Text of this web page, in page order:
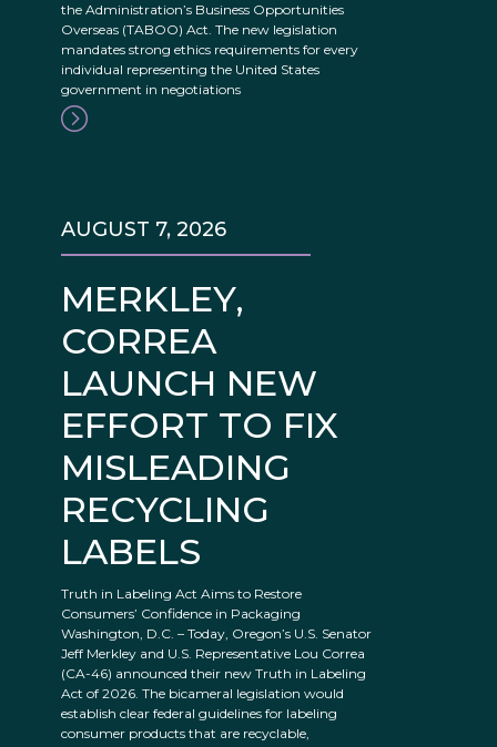
the Administration’s Business Opportunities
Overseas (TABOO) Act. The new legislation
mandates strong ethics requirements for every
individual representing the United States
government in negotiations
MERKLEY,
CORREA
LAUNCH NEW
EFFORT TO FIX
MISLEADING
RECYCLING
LABELS
AUGUST 7, 2026
Truth in Labeling Act Aims to Restore
Consumers’ Confidence in Packaging
Washington, D.C. – Today, Oregon’s U.S. Senator
Jeff Merkley and U.S. Representative Lou Correa
(CA-46) announced their new Truth in Labeling
Act of 2026. The bicameral legislation would
establish clear federal guidelines for labeling
consumer products that are recyclable,